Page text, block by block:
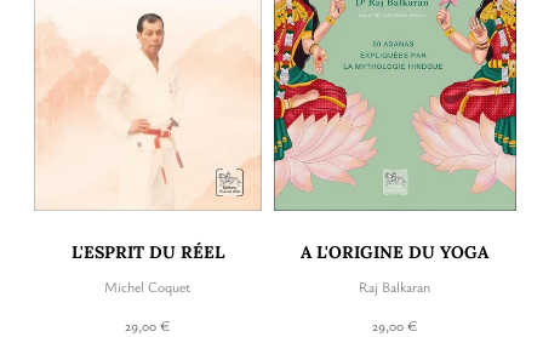
L'ESPRIT DU RÉEL
Michel Coquet
29,00 €
A L'ORIGINE DU YOGA
Raj Balkaran
29,00 €